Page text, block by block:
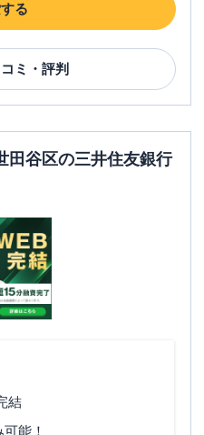
谷区上野毛1-26-1
烏山支店
～26：00月曜日の6:00～7:00
00～22：00
00～21：00
北沢支店
～15：00
る
ミ・評判
田谷区の三井住友銀行
結
能！